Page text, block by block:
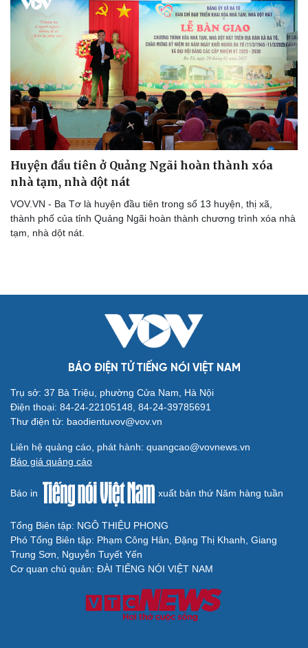
Huyện đầu tiên ở Quảng Ngãi hoàn thành xóa
nhà tạm, nhà dột nát
VOV.VN - Ba Tơ là huyện đầu tiên trong số 13 huyện, thị xã,
thành phố của tỉnh Quảng Ngãi hoàn thành chương trình xóa nhà
tạm, nhà dột nát.
BÁO ĐIỆN TỬ TIẾNG NÓI VIỆT NAM
Trụ sở: 37 Bà Triệu, phường Cửa Nam, Hà Nội
Điện thoại: 84-24-22105148, 84-24-39785691
Thư điện tử: baodientuvov@vov.vn
Liên hệ quảng cáo, phát hành: quangcao@vovnews.vn
Báo giá quảng cáo
Báo in xuất bản thứ Năm hàng tuần
Tổng Biên tập: NGÔ THIỆU PHONG
Phó Tổng Biên tập: Phạm Công Hân, Đặng Thị Khanh, Giang
Trung Sơn, Nguyễn Tuyết Yến
Cơ quan chủ quản: ĐÀI TIẾNG NÓI VIỆT NAM